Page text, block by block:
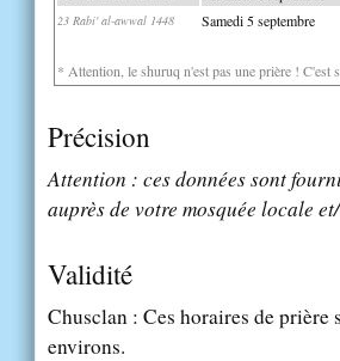
23 Rabi' al-awwal 1448 Samedi 5 septembre
* Attention, le shuruq n'est pas une prière ! C'est
Précision
Attention : ces données sont
auprès de votre mosquée locale
Validité
Chusclan : Ces horaires de
environs.